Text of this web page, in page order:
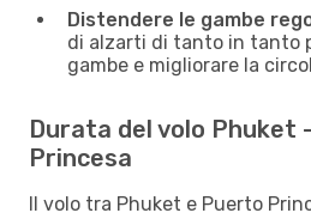
Distendere le gambe
di alzarti di tanto in tanto
gambe e migliorare la
Durata del volo Phuket
Princesa
Il volo tra Phuket e Puerto